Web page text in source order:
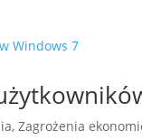
,Zagrożenia